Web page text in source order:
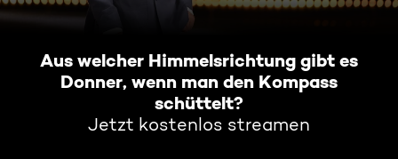
Aus welcher Himmelsrichtung gibt es
Donner, wenn man den Kompass
schüttelt?
Jetzt kostenlos streamen